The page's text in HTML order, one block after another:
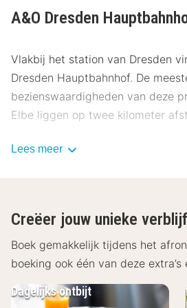
A&O Dresden
Vlakbij het station van Dresden
Dresden Hauptbahnhof. De
bezienswaardigheden van deze
Elbe liggen op twee kilometer
De hotelkamers van a&o Dresden
In de gezellige Skybar kunt u
assortiment aan dranken. In de
ook heerlijk toeven met een
Voor een hapje kunt u terecht in
van het hotel. Er is
Lees meer
Creëer jouw unieke verblijf
Boek gemakkelijk tijdens het
boeking ook één van deze extra’s
Dagelijks ontbijt